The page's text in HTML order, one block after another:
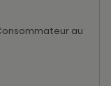
au